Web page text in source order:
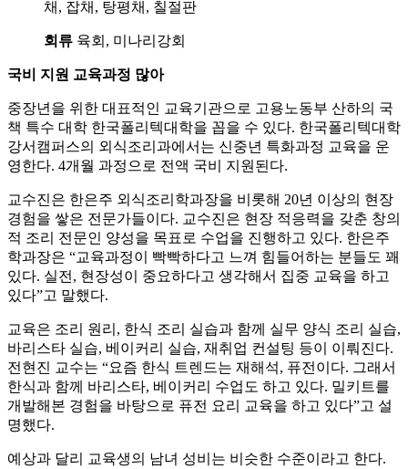
채, 잡채, 탕평채, 칠절판
회류 육회, 미나리강회
국비 지원 교육과정 많아
중장년을 위한 대표적인 교육기관으로 고용노동부 산하의 국
책 특수 대학 한국폴리텍대학을 꼽을 수 있다. 한국폴리텍대학
강서캠퍼스의 외식조리과에서는 신중년 특화과정 교육을 운
영한다. 4개월 과정으로 전액 국비 지원된다.
교수진은 한은주 외식조리학과장을 비롯해 20년 이상의 현장
경험을 쌓은 전문가들이다. 교수진은 현장 적응력을 갖춘 창의
적 조리 전문인 양성을 목표로 수업을 진행하고 있다. 한은주
학과장은 “교육과정이 빡빡하다고 느껴 힘들어하는 분들도 꽤
있다. 실전, 현장성이 중요하다고 생각해서 집중 교육을 하고
있다”고 말했다.
교육은 조리 원리, 한식 조리 실습과 함께 실무 양식 조리 실습,
바리스타 실습, 베이커리 실습, 재취업 컨설팅 등이 이뤄진다.
전현진 교수는 “요즘 한식 트렌드는 재해석, 퓨전이다. 그래서
한식과 함께 바리스타, 베이커리 수업도 하고 있다. 밀키트를
개발해본 경험을 바탕으로 퓨전 요리 교육을 하고 있다”고 설
명했다.
예상과 달리 교육생의 남녀 성비는 비슷한 수준이라고 한다.